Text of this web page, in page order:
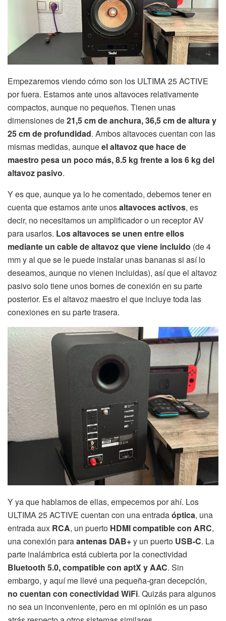
Empezaremos viendo cómo son los ULTIMA 25 ACTIVE
por fuera. Estamos ante unos altavoces relativamente
compactos, aunque no pequeños. Tienen unas
dimensiones de21,5 cm de anchura, 36,5 cm de altura y
25 cm de profundidad. Ambos altavoces cuentan con las
mismas medidas, aunqueel altavoz que hace de
maestro pesa un poco más, 8.5 kg frente a los 6 kg del
altavoz pasivo.
Y es que, aunque ya lo he comentado, debemos tener en
cuenta que estamos ante unosaltavoces activos, es
decir, no necesitamos un amplificador o un receptor AV
para usarlos. Los altavoces se unen entre ellos
mediante un cable de altavoz que viene incluido (de 4
mm y al que se le puede instalar unas bananas si así lo
deseamos, aunque no vienen incluidas), así que el altavoz
pasivo solo tiene unos bornes de conexión en su parte
posterior. Es el altavoz maestro el que incluye toda las
conexiones en su parte trasera.
Y ya que hablamos de ellas, empecemos por ahí. Los
ULTIMA 25 ACTIVE cuentan con una entradaóptica, una
entrada aux RCA, un puerto HDMI compatible con ARC,
una conexión paraantenas DAB+y un puerto USB-C. La
parte inalámbrica está cubierta por la conectividad
Bluetooth 5.0, compatible con aptX y AAC. Sin
embargo, y aquí me llevé una pequeña-gran decepción,
no cuentan con conectividad WiFi. Quizás para algunos
no sea un inconveniente, pero en mi opinión es un paso